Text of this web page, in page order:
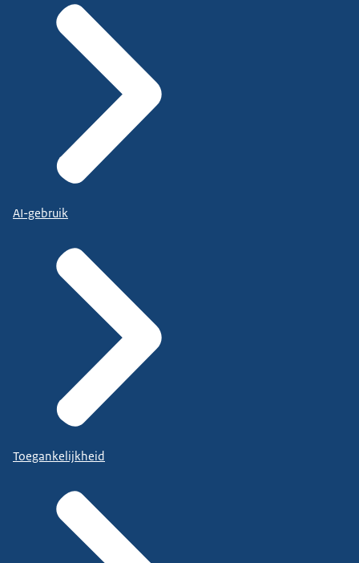
AI-gebruik
Toegankelijkheid